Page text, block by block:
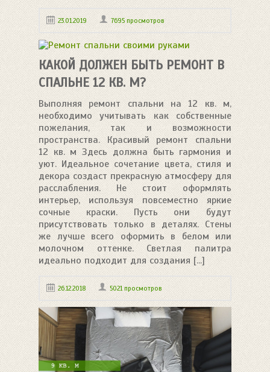
23.01.2019 7695 просмотров
КАКОЙ ДОЛЖЕН БЫТЬ РЕМОНТ В
СПАЛЬНЕ 12 КВ. М?
Выполняя ремонт спальни на 12 кв. м,
необходимо учитывать как собственные
пожелания, так и возможности
пространства. Красивый ремонт спальни
12 кв. м Здесь должна быть гармония и
уют. Идеальное сочетание цвета, стиля и
декора создаст прекрасную атмосферу для
расслабления. Не стоит оформлять
интерьер, используя повсеместно яркие
сочные краски. Пусть они будут
присутствовать только в деталях. Стены
же лучше всего оформить в белом или
молочном оттенке. Светлая палитра
идеально подходит для создания [...]
26.12.2018 5021 просмотров